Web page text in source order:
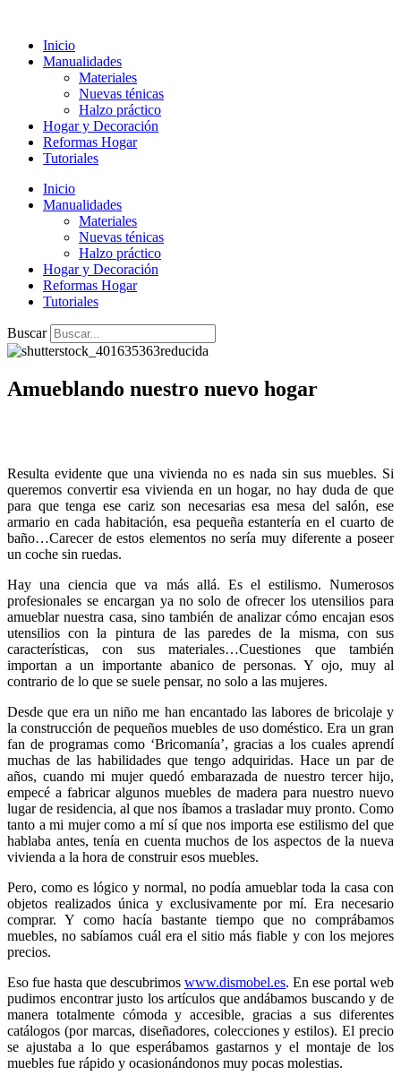
contenido
Inicio
Manualidades
Materiales
Nuevas ténicas
Halzo práctico
Hogar y Decoración
Reformas Hogar
Tutoriales
Inicio
Manualidades
Materiales
Nuevas ténicas
Halzo práctico
Hogar y Decoración
Reformas Hogar
Tutoriales
Buscar
Amueblando nuestro nuevo hogar
Resulta evidente que una vivienda no es nada sin sus muebles. Si
queremos convertir esa vivienda en un hogar, no hay duda de que
para que tenga ese cariz son necesarias esa mesa del salón, ese
armario en cada habitación, esa pequeña estantería en el cuarto de
baño…Carecer de estos elementos no sería muy diferente a poseer
un coche sin ruedas.
Hay una ciencia que va más allá. Es el estilismo. Numerosos
profesionales se encargan ya no solo de ofrecer los utensilios para
amueblar nuestra casa, sino también de analizar cómo encajan esos
utensilios con la pintura de las paredes de la misma, con sus
características, con sus materiales…Cuestiones que también
importan a un importante abanico de personas. Y ojo, muy al
contrario de lo que se suele pensar, no solo a las mujeres.
Desde que era un niño me han encantado las labores de bricolaje y
la construcción de pequeños muebles de uso doméstico. Era un gran
fan de programas como ‘Bricomanía’, gracias a los cuales aprendí
muchas de las habilidades que tengo adquiridas. Hace un par de
años, cuando mi mujer quedó embarazada de nuestro tercer hijo,
empecé a fabricar algunos muebles de madera para nuestro nuevo
lugar de residencia, al que nos íbamos a trasladar muy pronto. Como
tanto a mi mujer como a mí sí que nos importa ese estilismo del que
hablaba antes, tenía en cuenta muchos de los aspectos de la nueva
vivienda a la hora de construir esos muebles.
Pero, como es lógico y normal, no podía amueblar toda la casa con
objetos realizados única y exclusivamente por mí. Era necesario
comprar. Y como hacía bastante tiempo que no comprábamos
muebles, no sabíamos cuál era el sitio más fiable y con los mejores
precios.
Eso fue hasta que descubrimos www.dismobel.es. En ese portal web
pudimos encontrar justo los artículos que andábamos buscando y de
manera totalmente cómoda y accesible, gracias a sus diferentes
catálogos (por marcas, diseñadores, colecciones y estilos). El precio
se ajustaba a lo que esperábamos gastarnos y el montaje de los
muebles fue rápido y ocasionándonos muy pocas molestias.